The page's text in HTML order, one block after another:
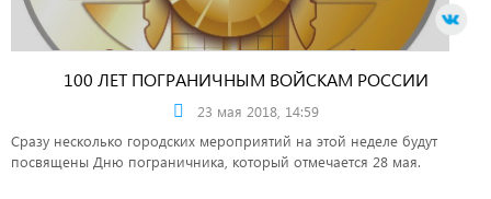
100 ЛЕТ ПОГРАНИЧНЫМ ВОЙСКАМ РОССИИ
23 мая 2018, 14:59
Сразу несколько городских мероприятий на этой неделе будут
посвящены Дню пограничника, который отмечается 28 мая.